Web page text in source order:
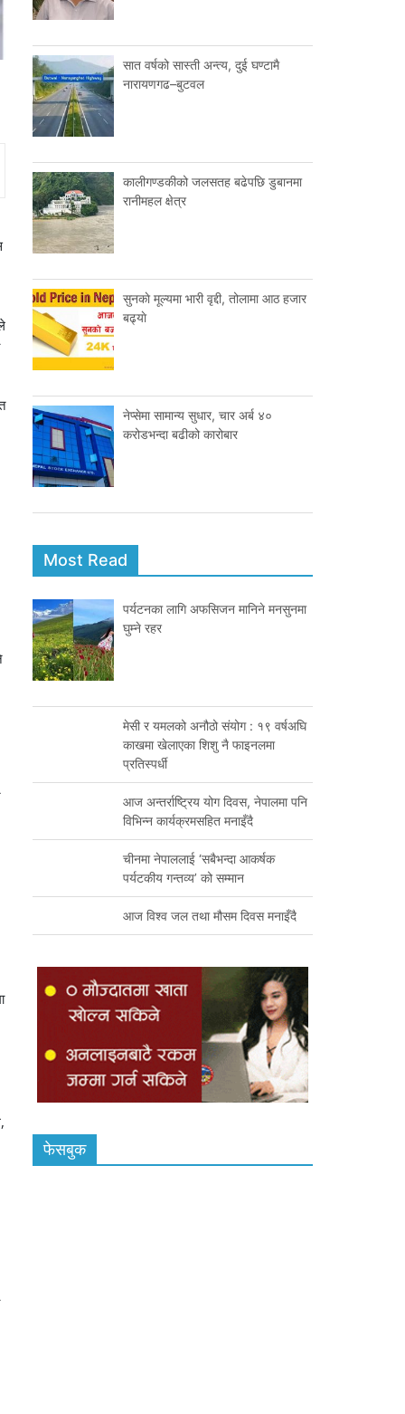
सात वर्षको सास्ती अन्त्य, दुई घण्टामै
नारायणगढ–बुटवल
कालीगण्डकीको जलसतह बढेपछि डुबानमा
रानीमहल क्षेत्र
सुनकाे मूल्यमा भारी वृद्दी, तोलामा आठ हजार
बढ्याे
नेप्सेमा सामान्य सुधार, चार अर्ब ४०
करोडभन्दा बढीको कारोबार
Most Read
पर्यटनका लागि अफसिजन मानिने मनसुनमा
घुम्ने रहर
मेसी र यमलको अनौठो संयोग : १९ वर्षअघि
काखमा खेलाएका शिशु नै फाइनलमा
प्रतिस्पर्धी
आज अन्तर्राष्ट्रिय योग दिवस, नेपालमा पनि
विभिन्न कार्यक्रमसहित मनाइँदै
चीनमा नेपाललाई ‘सबैभन्दा आकर्षक
पर्यटकीय गन्तव्य’ को सम्मान
आज विश्व जल तथा मौसम दिवस मनाइँदै
फेसबुक